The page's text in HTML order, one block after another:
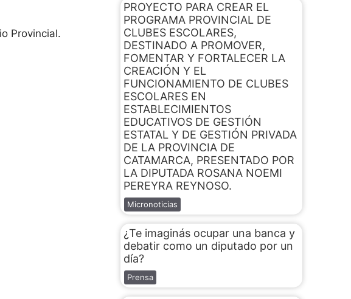
Provincial.
PROYECTO PARA CREAR EL
PROGRAMA PROVINCIAL DE
CLUBES ESCOLARES,
DESTINADO A PROMOVER,
FOMENTAR Y FORTALECER LA
CREACIÓN Y EL
FUNCIONAMIENTO DE CLUBES
ESCOLARES EN
ESTABLECIMIENTOS
EDUCATIVOS DE GESTIÓN
ESTATAL Y DE GESTIÓN PRIVADA
DE LA PROVINCIA DE
CATAMARCA, PRESENTADO POR
LA DIPUTADA ROSANA NOEMI
PEREYRA REYNOSO.
Micronoticias
¿Te imaginás ocupar una banca y
debatir como un diputado por un
día?
Prensa